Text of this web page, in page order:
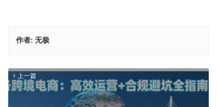
作者: 无极
上一篇